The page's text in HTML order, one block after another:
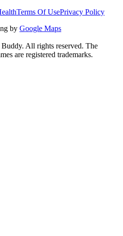
Terms Of UsePrivacy Policy
by Google Maps
All rights reserved. The
are registered trademarks.